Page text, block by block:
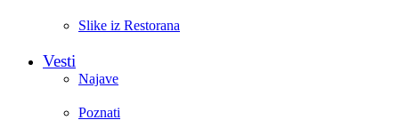
Slike iz Restorana
Vesti
Najave
Poznati